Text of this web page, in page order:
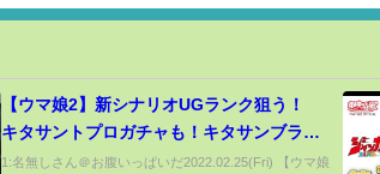
【ウマ娘2】新シナリオUGランク狙う！
キタサントプロガチャも！キタサンブラッ
ク/マチカネタンホイザ/ナリタトップロード
1:名無しさん＠お腹いっぱいだ2022.02.25(Fri) 【ウマ娘